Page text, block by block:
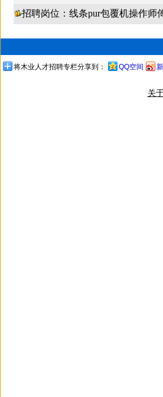
招聘岗位：线条pur包覆机操作师
将木业人才招聘专栏分享到： QQ空间
关